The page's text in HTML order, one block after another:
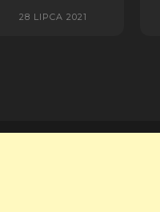
28 LIPCA 2021